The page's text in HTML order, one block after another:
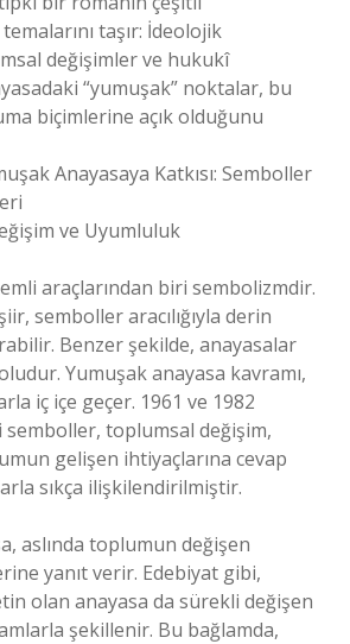
taşır: İdeolojik
değişimler ve hukukî
“yumuşak” noktalar, bu
biçimlerine açık olduğunu
Anayasaya Katkısı: Semboller
ve Uyumluluk
araçlarından biri sembolizmdir.
semboller aracılığıyla derin
Benzer şekilde, anayasalar
Yumuşak anayasa kavramı,
iç içe geçer. 1961 ve 1982
semboller, toplumsal değişim,
gelişen ihtiyaçlarına cevap
sıkça ilişkilendirilmiştir.
aslında toplumun değişen
yanıt verir. Edebiyat gibi,
olan anayasa da sürekli değişen
şekillenir. Bu bağlamda,